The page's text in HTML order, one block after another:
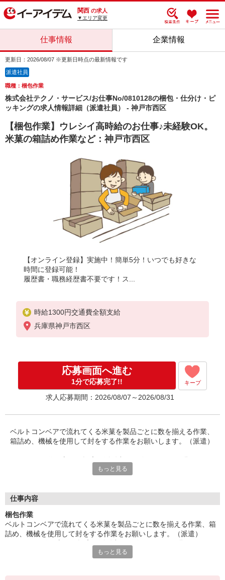
関西 の求人
▼エリア変更
仕事情報 企業情報
更新日：2026/08/07 ※更新日時点の最新情報です
派遣社員
職種：梱包作業
株式会社テクノ・サービス/お仕事No/0810128の梱包・仕分け・ピ
ッキングの求人情報詳細（派遣社員） - 神戸市西区
【梱包作業】ウレシイ高時給のお仕事♪未経験OK。
米菓の箱詰め作業など：神戸市西区
【オンライン登録】実施中！簡単5分！いつでも好きな
時間に登録可能！
履歴書・職務経歴書不要です！ス...
時給1300円交通費全額支給
兵庫県神戸市西区
応募画面へ進む
1分で応募完了!! キープ
求人応募期間：2026/08/07～2026/08/31
ベルトコンベアで流れてくる米菓を製品ごとに数を揃える作業、
箱詰め、機械を使用して封をする作業をお願いします。（派遣）
■お友達紹介キャンペーン！デジタルギフト3000円分プレゼント
『テクノ・サービス』は、派遣業界大手スタッフサービスグルー
プです。
全国にあるお仕事の中から、一人ひとりのスキルや希望条件に応
じたお仕事をご案内します。
もっと見る
仕事内容
梱包作業
ベルトコンベアで流れてくる米菓を製品ごとに数を揃える作業、箱
詰め、機械を使用して封をする作業をお願いします。（派遣）
もっと見る